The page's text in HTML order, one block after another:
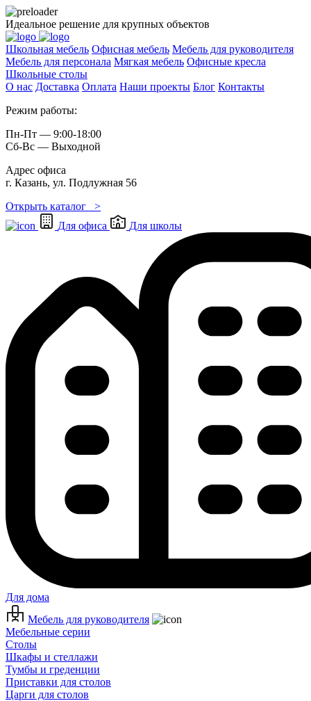
Идеальное решение для крупных объектов
Школьная мебель Офисная мебель Мебель для руководителя
Мебель для персонала Мягкая мебель Офисные кресла
Школьные cтолы
О нас Доставка Оплата Наши проекты Блог Контакты
Режим работы:
Пн-Пт — 9:00-18:00
Сб-Вс — Выходной
Адрес офиса
г. Казань, ул. Подлужная 56
Открыть каталог >
Для офиса
Для школы
Для дома
Мебель для руководителя
Мебельные серии
Столы
Шкафы и стеллажи
Тумбы и греденции
Приставки для столов
Царги для столов